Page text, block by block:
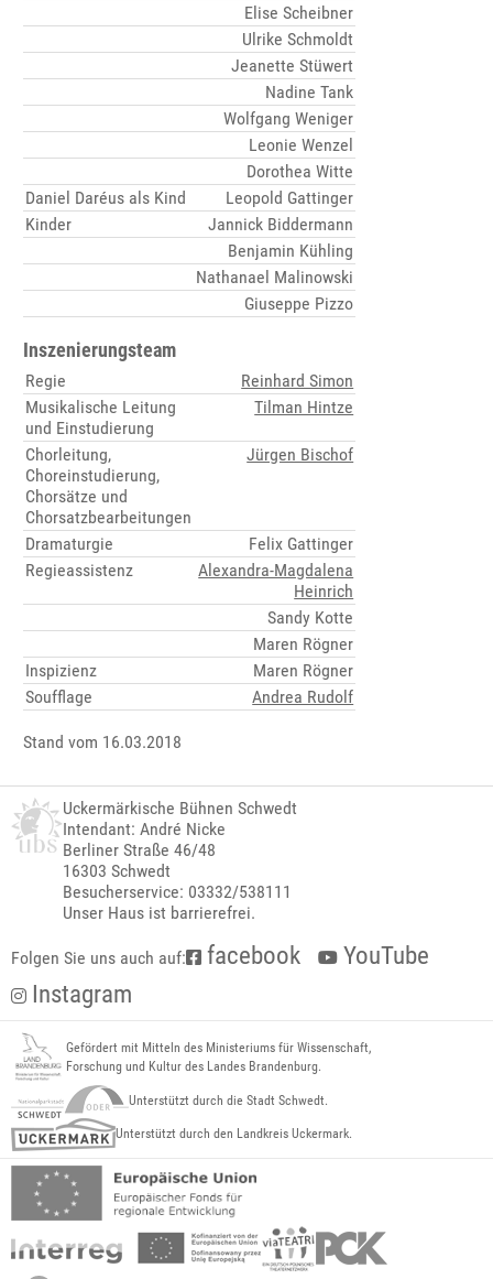
Elise Scheibner
Ulrike Schmoldt
Jeanette Stüwert
Nadine Tank
Wolfgang Weniger
Leonie Wenzel
Dorothea Witte
Daniel Daréus als Kind
Leopold Gattinger
Kinder
Jannick Biddermann
Benjamin Kühling
Nathanael Malinowski
Giuseppe Pizzo
Inszenierungsteam
Regie
Reinhard Simon
Musikalische Leitung
und Einstudierung
Tilman Hintze
Chorleitung,
Choreinstudierung,
Chorsätze und
Chorsatzbearbeitungen
Jürgen Bischof
Dramaturgie
Felix Gattinger
Regieassistenz
Alexandra-Magdalena
Heinrich
Sandy Kotte
Maren Rögner
Inspizienz
Maren Rögner
Soufflage
Andrea Rudolf
Stand vom 16.03.2018
Uckermärkische Bühnen Schwedt
Intendant: André Nicke
Berliner Straße 46/48
16303 Schwedt
Besucherservice: 03332/538111
Unser Haus ist barrierefrei.
Folgen Sie uns auch auf: facebook
YouTube
Instagram
Gefördert mit Mitteln des Ministeriums für Wissenschaft,
Forschung und Kultur des Landes Brandenburg.
Unterstützt durch die Stadt Schwedt.
Unterstützt durch den Landkreis Uckermark.